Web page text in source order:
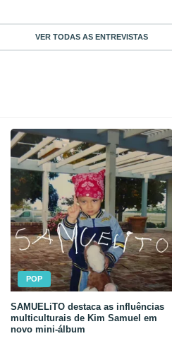
VER TODAS AS ENTREVISTAS
POP
SAMUELiTO destaca as influências
multiculturais de Kim Samuel em
novo mini-álbum